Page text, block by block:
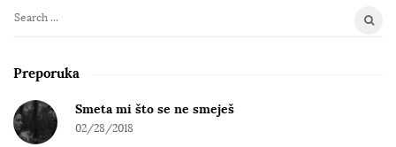
S
a
c
h
Preporuka
Smeta mi što se ne smeješ
02/28/2018